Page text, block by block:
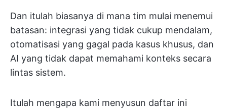
Dan itulah biasanya di mana tim mulai menemui
batasan: integrasi yang tidak cukup mendalam,
otomatisasi yang gagal pada kasus khusus, dan
AI yang tidak dapat memahami konteks secara
lintas sistem.
Itulah mengapa kami menyusun daftar ini